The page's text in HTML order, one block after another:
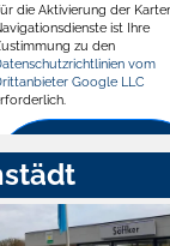
Hessisch Oldendorf
die Aktivierung der
ist Ihre
zu den
vom
Google LLC
Zustimmen
aktivieren